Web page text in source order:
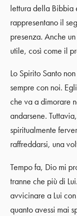
lettura della Bibbia
rappresentano il
presenza. Anche
utile, così come il
Lo Spirito Santo
sempre con noi.
che va a dimorare
andarsene.
spiritualmente
raffreddarsi, una
Tempo fa, Dio mi
tranne che più di
avvicinare a Lui
quanto avessi mai